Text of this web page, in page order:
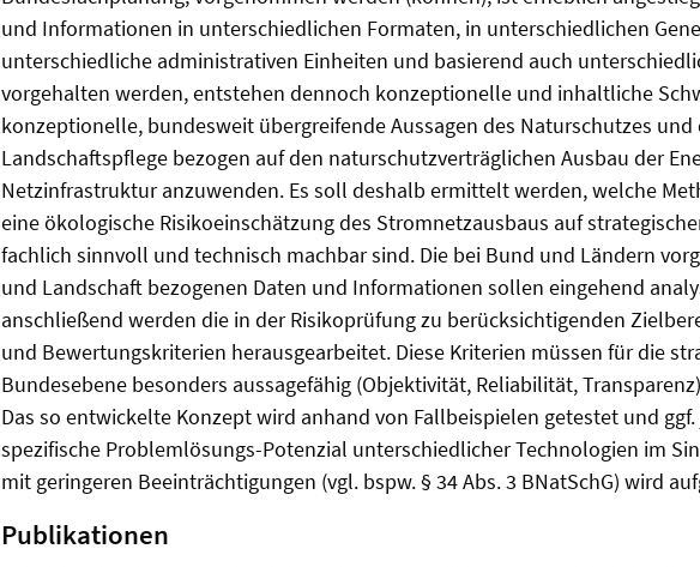
und Informationen in unterschiedlichen Formaten, in unterschiedlichen
unterschiedliche administrativen Einheiten und basierend auch
vorgehalten werden, entstehen dennoch konzeptionelle und inhaltliche
konzeptionelle, bundesweit übergreifende Aussagen des Naturschutzes und
Landschaftspflege bezogen auf den naturschutzverträglichen Ausbau der
Netzinfrastruktur anzuwenden. Es soll deshalb ermittelt werden, welche
eine ökologische Risikoeinschätzung des Stromnetzausbaus auf
fachlich sinnvoll und technisch machbar sind. Die bei Bund und Ländern
und Landschaft bezogenen Daten und Informationen sollen eingehend
anschließend werden die in der Risikoprüfung zu berücksichtigenden
und Bewertungskriterien herausgearbeitet. Diese Kriterien müssen für die
Bundesebene besonders aussagefähig (Objektivität, Reliabilität,
Das so entwickelte Konzept wird anhand von Fallbeispielen getestet und ggf.
spezifische Problemlösungs-Potenzial unterschiedlicher Technologien im
mit geringeren Beeinträchtigungen (vgl. bspw. § 34 Abs. 3 BNatSchG) wird
Publikationen